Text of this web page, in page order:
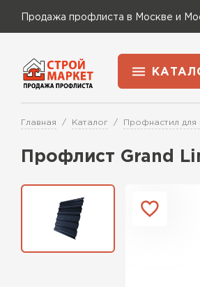
Продажа профлиста в Москве и
Применение
Для
Главная Каталог Профнастил для
Профлист Grand